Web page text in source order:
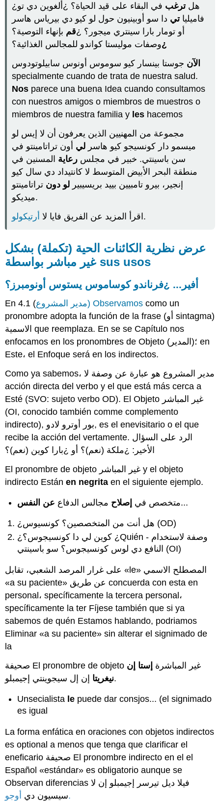
sus
usos
أفير...
¿فرناندو
كوساموس
أونومبرز؟
صيغة
تشاندو
هاي
صيغة
لفظية
صيغة
الكانادو
هاي
فيربوس
¡أوجو!
¡مرحبًا
بمدرب
عملي!
4.2.1
أكتيفيداد
4.2.2
أكتيفيداد
4.2.3
أكتيفيداد
4.2.4
أكتيفيداد
4.2.5
¿هلترغب في البقاء على قيد الحياة؟ ¿ألغوين دي تو
فاميلياتي دا سو أوبينيون حول لو كيو دي بيرياس هاسر
أو تومار بارا سينتري ميجور؟ ¿قم بإنهاء التوصية؟
¿وصفات موليستا كواندو للمجالس الغذائية؟
الآن جوستا بينسار كيو سوموس أونوس سابيلوتودوس
specialmente cuando de trata de nuestra salud.
Nos parece una buena Idea cuando consultamos
con nuestros amigos o miembros de muestros o
miembros de nuestra familia y les hacemos
مجموعة من المهنيين الذين يعرفون أن لا إيس لو
ميسمو دار كونسيجو كيو هاسر لي أون تراتامينتو في
سن باسينتي. خبير في مجلس رعاية المسنين في
منطقة البحر الأبيض المتوسط لا كانتيداد دي سال كيو
إنجير، بيرو تامبيين بييد بريسيبير لو دون تراتامينتو
ميديكو.
اقرأ المزيد عن الفريق فايا لا أرتيكولو .
عرض نظرية الكائنات الحية (تكملة) بشكل
غير مباشر بواسطة sus usos
أفير... ¿فرناندو كوساموس يستوس أونومبرز؟
En 4.1 ( مدير المشروع) Observamos como un
pronombre adopta la función de la frase (أو sintagma)
الاسمية que reemplaza. En se se Capítulo nos
enfocamos en los pronombres de Objeto (المدير)؛ en
Este، el Enfoque será en los indirectos.
Como ya sabemos، مدير المشروع هو عبارة عن وصفة لا
acción directa del verbo y el que está más cerca a
Esté (SVO: sujeto verbo OD). El Objeto غير المباشر
(OI, conocido también comme complemento
indirecto), بور أوترو لادو, es el enevisitario o el que
recibe la acción del vertamente. الرد على السؤال
الأخير: ¿ملكة (نعم)؟ أو ¿بارا كوين (نعم)؟
El pronombre de objeto غير المباشر y el objeto
indirecto Estánen negrita en el siguiente ejemplo.
متخصص في إصلاح مجالس الدفاع عن النفس ...
¿هل أنت من المتخصصين؟ كونسيوس (OD)
¿كوين لي دا كونسيجوس؟ ¿Quién - وصفة لاستخدام
النافع دي لوس كونسيجوس؟ سو باسينتي (OI)
على غرار المرصد الشعبي، تقابل «le» المصطلح الاسمي
«a su paciente» عن طريق concuerda con esta en
personal، specíficamente la tercera personal،
specíficamente la ter Fíjese también que si ya
sabemos de quén Estamos hablando, podriamos
Eliminar «a su paciente» sin alterar el signimado de
la
صحيفة El pronombre de objeto غير المباشرة إستا إن
نيغريتاإن إل سيجوينتي إجيمبلو.
Unsecialista le puede dar consjos... (el signimado
es igual
La forma enfática en oraciones con objetos indirectos
es optional a menos que tenga que clarificar el
eneficario صحيفة El pronombre indirecto en el el
Español «estándar» es obligatorio aunque se
Observan diferencias فيلا ديل تيرسر إجيمبلو إن لا
سيسيون ديأوجو.